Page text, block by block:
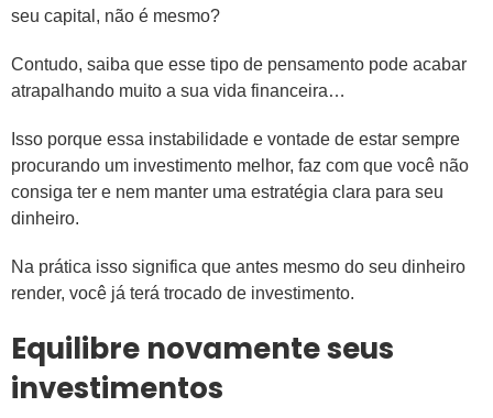
seu capital, não é mesmo?
Contudo, saiba que esse tipo de pensamento pode acabar
atrapalhando muito a sua vida financeira…
Isso porque essa instabilidade e vontade de estar sempre
procurando um investimento melhor, faz com que você não
consiga ter e nem manter uma estratégia clara para seu
dinheiro.
Na prática isso significa que antes mesmo do seu dinheiro
render, você já terá trocado de investimento.
Equilibre novamente seus
investimentos